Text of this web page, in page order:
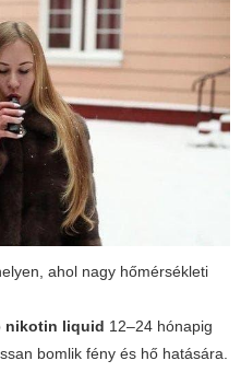
ahol nagy hőmérsékleti
nikotin liquid 12–24 hónapig
bomlik fény és hő hatására.